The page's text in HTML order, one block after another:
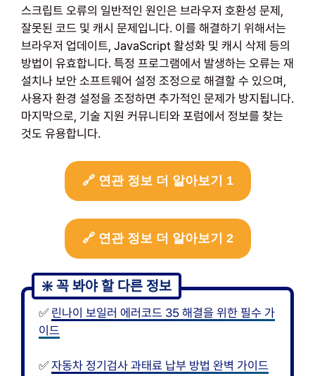
스크립트 오류의 일반적인 원인은 브라우저 호환성 문제,
잘못된 코드 및 캐시 문제입니다. 이를 해결하기 위해서는
브라우저 업데이트, JavaScript 활성화 및 캐시 삭제 등의
방법이 유효합니다. 특정 프로그램에서 발생하는 오류는 재
설치나 보안 소프트웨어 설정 조정으로 해결할 수 있으며,
사용자 환경 설정을 조정하면 추가적인 문제가 방지됩니다.
마지막으로, 기술 지원 커뮤니티와 포럼에서 정보를 찾는
것도 유용합니다.
🔗 연관 정보 더 알아보기 1
🔗 연관 정보 더 알아보기 2
✅ 린나이 보일러 에러코드 35 해결을 위한 필수 가
이드
✅ 자동차 정기검사 과태료 납부 방법 완벽 가이드